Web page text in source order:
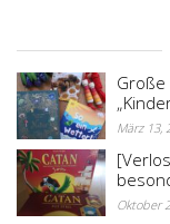
Große
März 13,
Oktober